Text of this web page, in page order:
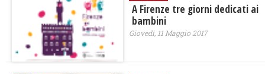
A Firenze tre giorni dedicati ai
bambini
Giovedì, 11 Maggio 2017